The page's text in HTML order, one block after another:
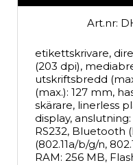
Art.nr:
etikettskrivare,
(203 dpi),
utskriftsbredd
(max.): 127 mm,
skärare, linerless
display,
RS232, Bluetooth
(802.11a/b/g/n,
RAM: 256 MB,